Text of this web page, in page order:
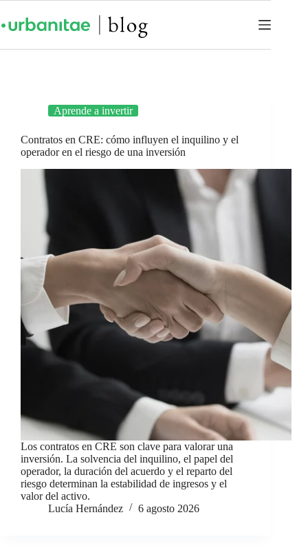
Aprende a invertir
Contratos en CRE: cómo influyen el inquilino y el
operador en el riesgo de una inversión
Los contratos en CRE son clave para valorar una
inversión. La solvencia del inquilino, el papel del
operador, la duración del acuerdo y el reparto del
riesgo determinan la estabilidad de ingresos y el
valor del activo.
Lucía Hernández
6 agosto 2026